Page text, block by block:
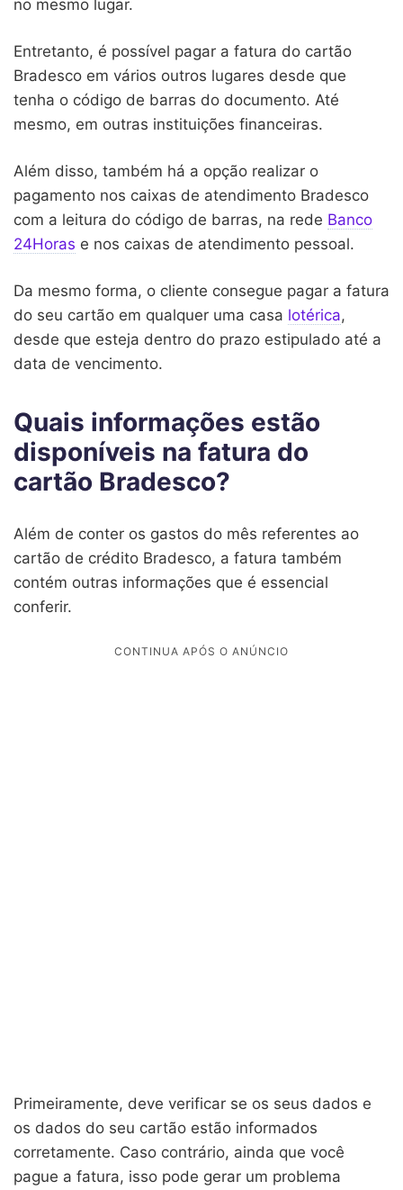
no mesmo lugar.
Entretanto, é possível pagar a fatura do cartão
Bradesco em vários outros lugares desde que
tenha o código de barras do documento. Até
mesmo, em outras instituições financeiras.
Além disso, também há a opção realizar o
pagamento nos caixas de atendimento Bradesco
com a leitura do código de barras, na rede Banco
24Horas e nos caixas de atendimento pessoal.
Da mesmo forma, o cliente consegue pagar a fatura
do seu cartão em qualquer uma casa lotérica,
desde que esteja dentro do prazo estipulado até a
data de vencimento.
Quais informações estão
disponíveis na fatura do
cartão Bradesco?
Além de conter os gastos do mês referentes ao
cartão de crédito Bradesco, a fatura também
contém outras informações que é essencial
conferir.
Primeiramente, deve verificar se os seus dados e
os dados do seu cartão estão informados
corretamente. Caso contrário, ainda que você
pague a fatura, isso pode gerar um problema